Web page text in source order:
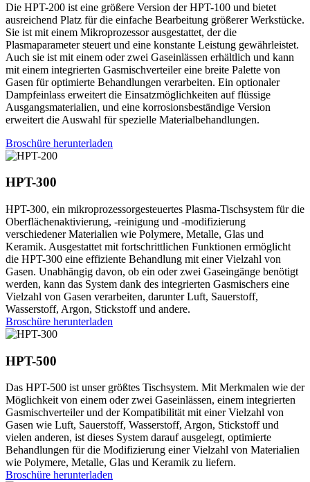
Die HPT-200 ist eine größere Version der HPT-100 und bietet
ausreichend Platz für die einfache Bearbeitung größerer Werkstücke.
Sie ist mit einem Mikroprozessor ausgestattet, der die
Plasmaparameter steuert und eine konstante Leistung gewährleistet.
Auch sie ist mit einem oder zwei Gaseinlässen erhältlich und kann
mit einem integrierten Gasmischverteiler eine breite Palette von
Gasen für optimierte Behandlungen verarbeiten. Ein optionaler
Dampfeinlass erweitert die Einsatzmöglichkeiten auf flüssige
Ausgangsmaterialien, und eine korrosionsbeständige Version
erweitert die Auswahl für spezielle Materialbehandlungen.
Broschüre herunterladen
HPT-300
HPT-300, ein mikroprozessorgesteuertes Plasma-Tischsystem für die
Oberflächenaktivierung, -reinigung und -modifizierung
verschiedener Materialien wie Polymere, Metalle, Glas und
Keramik. Ausgestattet mit fortschrittlichen Funktionen ermöglicht
die HPT-300 eine effiziente Behandlung mit einer Vielzahl von
Gasen. Unabhängig davon, ob ein oder zwei Gaseingänge benötigt
werden, kann das System dank des integrierten Gasmischers eine
Vielzahl von Gasen verarbeiten, darunter Luft, Sauerstoff,
Wasserstoff, Argon, Stickstoff und andere.
Broschüre herunterladen
HPT-500
Das HPT-500 ist unser größtes Tischsystem. Mit Merkmalen wie der
Möglichkeit von einem oder zwei Gaseinlässen, einem integrierten
Gasmischverteiler und der Kompatibilität mit einer Vielzahl von
Gasen wie Luft, Sauerstoff, Wasserstoff, Argon, Stickstoff und
vielen anderen, ist dieses System darauf ausgelegt, optimierte
Behandlungen für die Modifizierung einer Vielzahl von Materialien
wie Polymere, Metalle, Glas und Keramik zu liefern.
Broschüre herunterladen